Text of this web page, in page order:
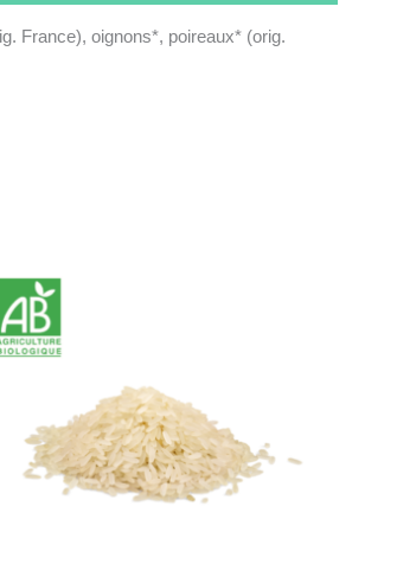
France), oignons*, poireaux* (orig.